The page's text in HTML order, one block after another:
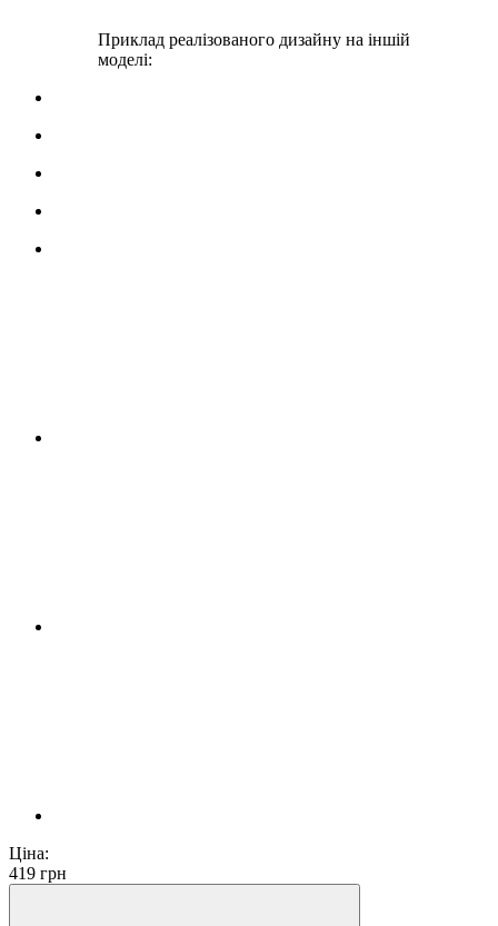
Приклад реалізованого дизайну на іншій
моделі:
Ціна:
419 грн